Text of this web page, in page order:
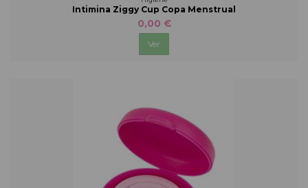
Intimina Ziggy Cup Copa Menstrual
0,00 €
Ver